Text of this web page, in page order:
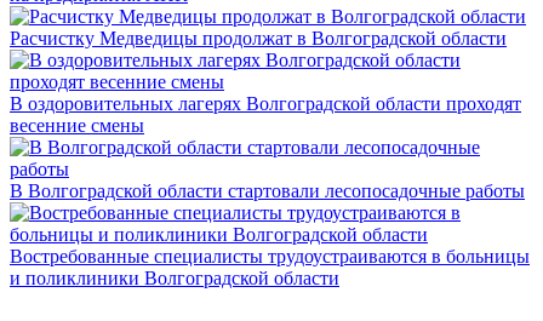
Расчистку Медведицы продолжат в Волгоградской области
В оздоровительных лагерях Волгоградской области проходят
весенние смены
В Волгоградской области стартовали лесопосадочные работы
Востребованные специалисты трудоустраиваются в больницы
и поликлиники Волгоградской области